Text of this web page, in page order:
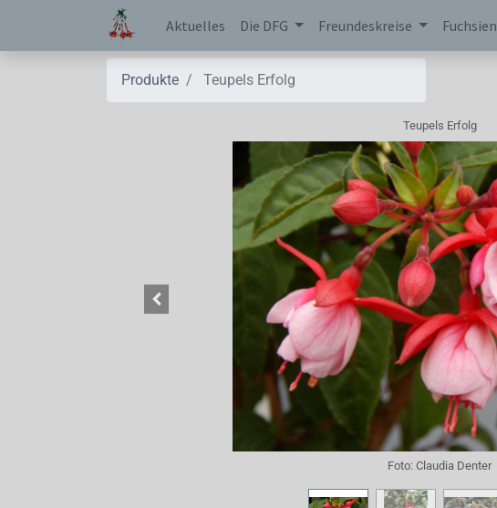
Aktuelles Die DFG Freundeskreise Fuchsien
Produkte Teupels Erfolg
Teupels Erfolg
Foto: Claudia Denter